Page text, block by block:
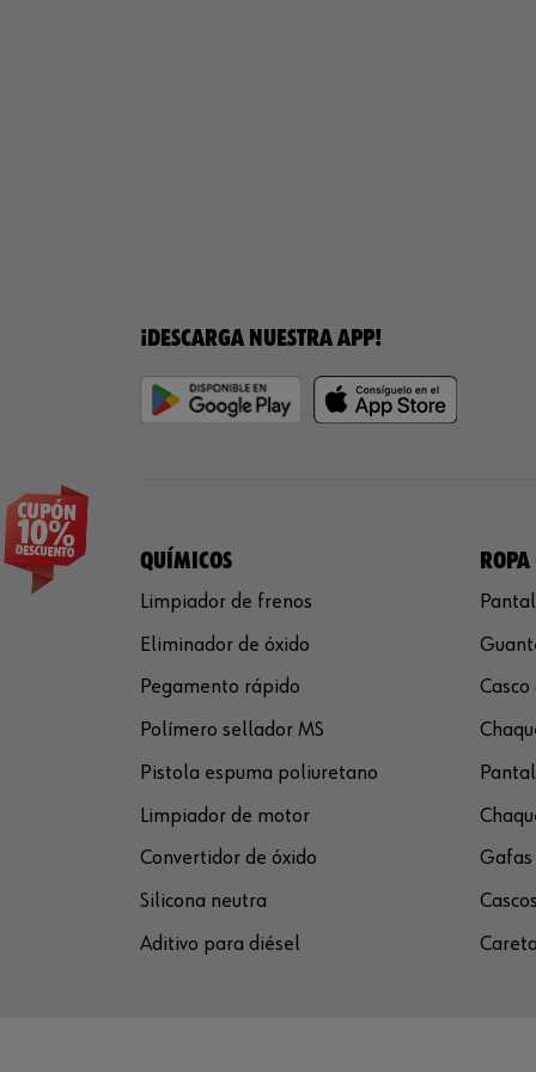
¡DESCARGA NUESTRA APP!
QUÍMICOS
Limpiador de frenos
Eliminador de óxido
Pegamento rápido
Polímero sellador MS
Pistola espuma poliuretano
Limpiador de motor
Convertidor de óxido
Silicona neutra
Aditivo para diésel